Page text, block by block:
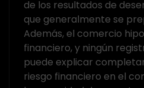
de los resultados de
que generalmente se
Además, el comercio
financiero, y ningún
puede explicar
riesgo financiero en el